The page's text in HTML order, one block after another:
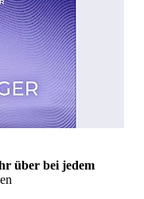
über bei jedem